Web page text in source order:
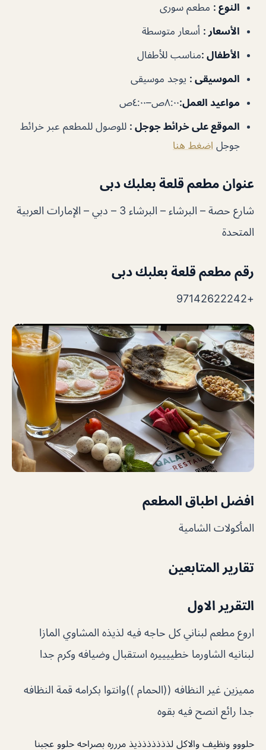
النوع : مطعم سورى
الأسعار : أسعار متوسطة
الأطفال :مناسب للأطفال
الموسيقى : يوجد موسيقى
مواعيد العمل:٨:٠٠ص–٤:٠٠ص
الموقع على خرائط جوجل : للوصول للمطعم عبر خرائط
جوجل اضغط هنا
عنوان مطعم قلعة بعلبك دبى
شارع حصة – البرشاء – البرشاء 3 – دبي – الإمارات العربية
المتحدة
رقم مطعم قلعة بعلبك دبى
+97142622242
افضل اطباق المطعم
المأكولات الشامية
تقارير المتابعين
التقرير الاول
اروع مطعم لبناني كل حاجه فيه لذيذه المشاوي المازا
لبنانيه الشاورما خطييييره استقبال وضيافه وكرم جدا
مميزين غير النظافه ((الحمام ))وانتوا بكرامه قمة النظافه
جدا رائع انصح فيه بقوه
حلووو ونظيف والاكل لذذذذذذذيذ مررره بصراحه حلوو عجبنا